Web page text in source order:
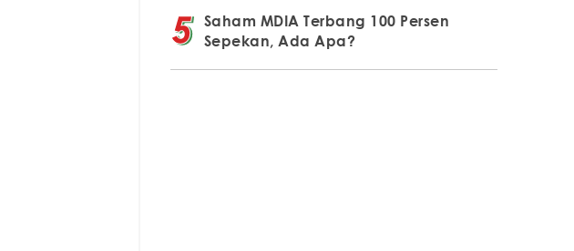
Saham MDIA Terbang 100 Persen
Sepekan, Ada Apa?